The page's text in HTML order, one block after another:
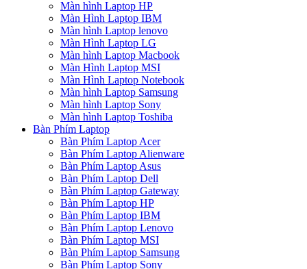
Màn hình Laptop HP
Màn Hình Laptop IBM
Màn hình Laptop lenovo
Màn Hình Laptop LG
Màn hình Laptop Macbook
Màn Hình Laptop MSI
Màn Hình Laptop Notebook
Màn hình Laptop Samsung
Màn hình Laptop Sony
Màn hình Laptop Toshiba
Bàn Phím Laptop
Bàn Phím Laptop Acer
Bàn Phím Laptop Alienware
Bàn Phím Laptop Asus
Bàn Phím Laptop Dell
Bàn Phím Laptop Gateway
Bàn Phím Laptop HP
Bàn Phím Laptop IBM
Bàn Phím Laptop Lenovo
Bàn Phím Laptop MSI
Bàn Phím Laptop Samsung
Bàn Phím Laptop Sony